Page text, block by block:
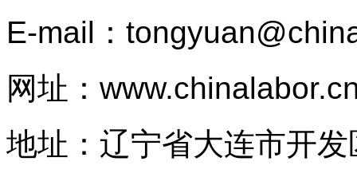
E-mail：
网址：
地址：辽宁省大连市开